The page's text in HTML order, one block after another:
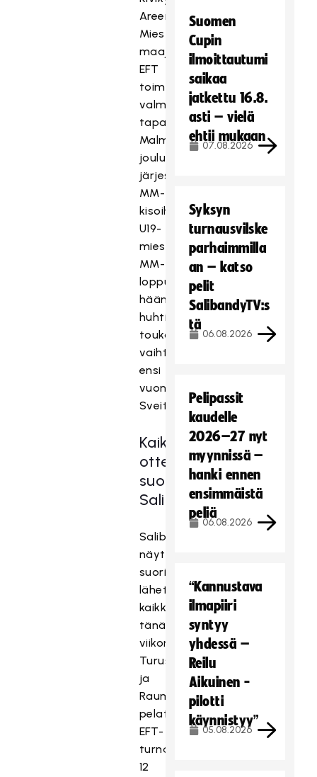
Areena.
Miesten
maajoukkueille
EFT
toimii
valmistavana
tapahtumana
Malmössä
joulukuussa
järjestettäviin
MM-
kisoihin.
U19-
miesten
MM-
lopputurnaus
häämöttää
huhti-
toukokuun
vaihteessa
ensi
vuonna
Sveitsissä.
Kaikki
ottelut
suorana
SalibandyTV:stä
SalibandyTV
näyttää
suorina
lähetyksinä
kaikki
tänä
viikonloppuna
Turussa
ja
Raumalla
pelattavan
EFT-
turnauksen
12
Suomen
Cupin
ilmoittautumi
saikaa
jatkettu 16.8.
asti – vielä
ehtii mukaan
07.08.2026
Syksyn
turnausvilske
parhaimmilla
an – katso
pelit
SalibandyTV:s
tä
06.08.2026
Pelipassit
kaudelle
2026–27 nyt
myynnissä –
hanki ennen
ensimmäistä
peliä
06.08.2026
“Kannustava
ilmapiiri
syntyy
yhdessä –
Reilu
Aikuinen -
pilotti
käynnistyy”
05.08.2026